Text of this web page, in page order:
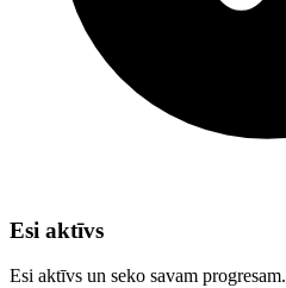
Esi aktīvs
Esi aktīvs un seko savam progresam.